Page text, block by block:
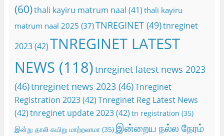
(60)thali kayiru matrum naal (41) thali kayiru
matrum naal 2025 (37)TNREGINET(49)tnreginet
2023(42)TNREGINET LATEST
NEWS (118)tnreginet latest news 2023
(46)tnreginet news 2023(46)Tnreginet
Registration 2023(42)Tnreginet Reg Latest News
(42)tnreginet update 2023(42) tn registration (35)
இன்று தாலி கயிறு மாற்றலாமா(35)இன்றைய நல்ல நேரம்